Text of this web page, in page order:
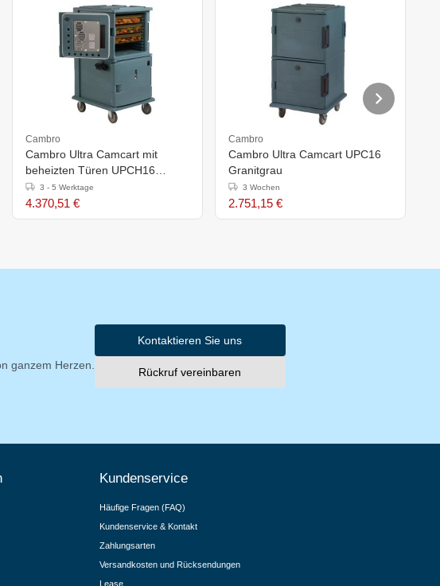
Cambro
Cambro Ultra Camcart mit
beheizten Türen UPCH16
Schieferblau
3 - 5 Werktage
4.370,51 €
Cambro
Cambro Ultra Camcart UPC16
Granitgrau
3 Wochen
2.751,15 €
ganzem Herzen.
Kontaktieren Sie uns
Rückruf vereinbaren
Kundenservice
Häufige Fragen (FAQ)
Kundenservice & Kontakt
Zahlungsarten
Versandkosten und Rücksendungen
Lease